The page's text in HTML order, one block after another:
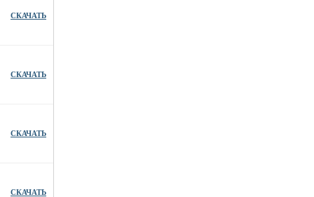
СКАЧАТЬ
СКАЧАТЬ
СКАЧАТЬ
СКАЧАТЬ